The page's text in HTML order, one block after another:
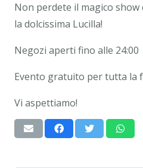
Non perdete il magico
la dolcissima Lucilla!
Negozi aperti fino alle 24:00
Evento gratuito per tutta la
Vi aspettiamo!